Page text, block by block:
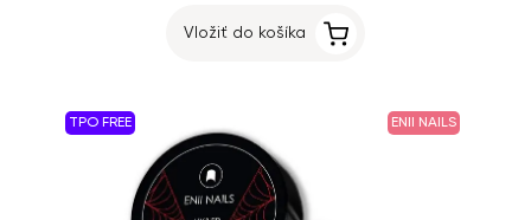
Vložiť do košíka
TPO FREE ENII NAILS